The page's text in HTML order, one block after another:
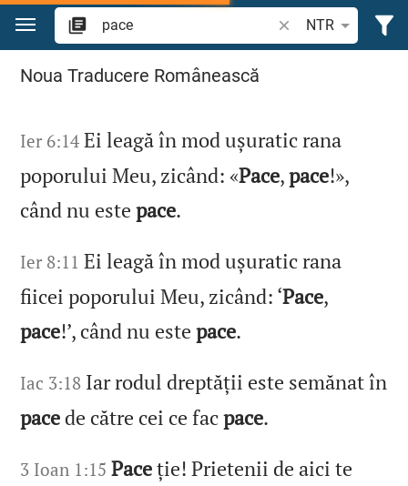
Sari la conținut
Căutați un verset
NTR
Căutați "pace" în Biblie
Noua Traducere Românească
Ier 6:14 Ei leagă în mod ușuratic rana
poporului Meu, zicând: «Pace,pace!»,
când nu estepace.
Ier 8:11 Ei leagă în mod ușuratic rana
fiicei poporului Meu, zicând: ‘Pace,
pace!’, când nu estepace.
Iac 3:18 Iar rodul dreptății este semănat în
pace de către cei ce facpace.
3 Ioan 1:15 Paceție! Prietenii de aici te